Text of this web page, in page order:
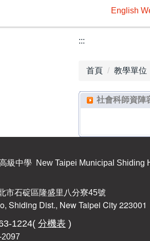
English
:::
首頁 教學單位
社會科師資陣
級中學 New Taipei Municipal Shiding
市石碇區隆盛里八分寮45號
Shiding Dist., New Taipei City 223001
1224( 分機表 )
2097